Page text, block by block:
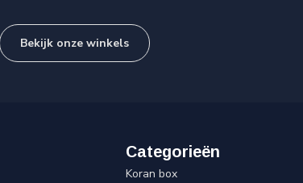
Bekijk onze winkels
Categorieën
Koran box